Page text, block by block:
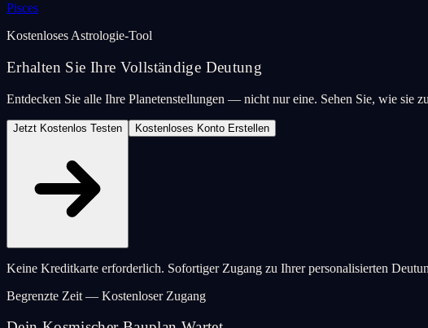
Pisces
Kostenloses Astrologie-Tool
Erhalten Sie Ihre Vollständige Deutung
Entdecken Sie alle Ihre Planetenstellungen — nicht nur eine. Sehen Sie, wie sie
Jetzt Kostenlos Testen Kostenloses Konto Erstellen
Keine Kreditkarte erforderlich. Sofortiger Zugang zu Ihrer personalisierten
Begrenzte Zeit — Kostenloser Zugang